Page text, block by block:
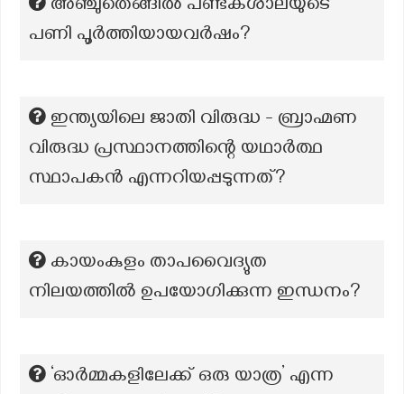
അഞ്ചുതെങ്ങിൽ പണ്ടകശാലയുടെ
പണി പൂർത്തിയായവർഷം?
ഇന്ത്യയിലെ ജാതി വിരുദ്ധ - ബ്രാഹ്മണ
വിരുദ്ധ പ്രസ്ഥാനത്തിന്റെ യഥാർത്ഥ
സ്ഥാപകൻ എന്നറിയപ്പടുന്നത്?
കായംകുളം താപവൈദ്യുത
നിലയത്തിൽ ഉപയോഗിക്കുന്ന ഇന്ധനം?
‘ഓർമ്മകളിലേക്ക് ഒരു യാത്ര’ എന്ന